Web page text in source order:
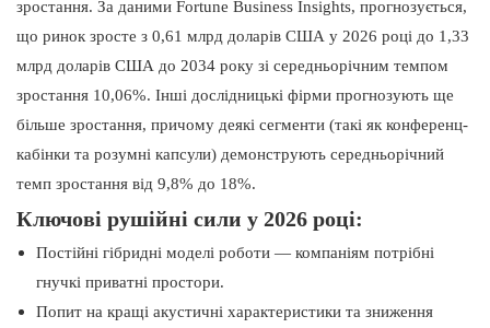
зростання. За даними Fortune Business Insights, прогнозується,
що ринок зросте з 0,61 млрд доларів США у 2026 році до 1,33
млрд доларів США до 2034 року зі середньорічним темпом
зростання 10,06%. Інші дослідницькі фірми прогнозують ще
більше зростання, причому деякі сегменти (такі як конференц-
кабінки та розумні капсули) демонструють середньорічний
темп зростання від 9,8% до 18%.
Ключові рушійні сили у 2026 році:
Постійні гібридні моделі роботи — компаніям потрібні
гнучкі приватні простори.
Попит на кращі акустичні характеристики та зниження